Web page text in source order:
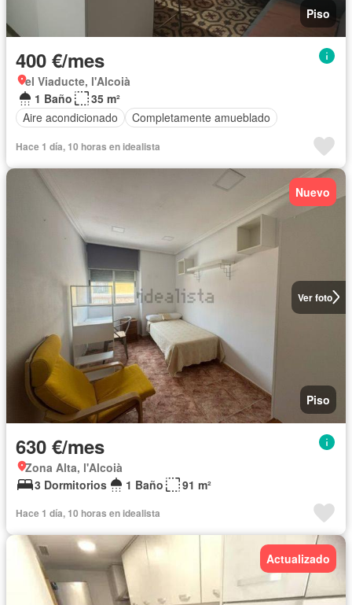
Piso
400 €/mes
el Viaducte, l'Alcoià
1 Baño
35 m²
Aire acondicionado
Completamente amueblado
Hace 1 día, 10 horas en idealista
Ver foto
Nuevo
Piso
630 €/mes
Zona Alta, l'Alcoià
3 Dormitorios
1 Baño 91 m²
Hace 1 día, 10 horas en idealista
Actualizado